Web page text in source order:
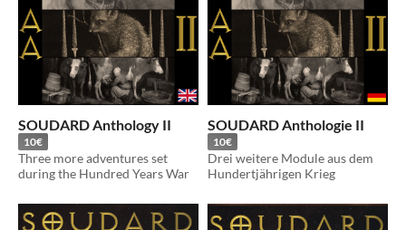
SOUDARD Anthology II
10€
Three more adventures set
during the Hundred Years War
SOUDARD Anthologie II
10€
Drei weitere Module aus dem
Hundertjährigen Krieg